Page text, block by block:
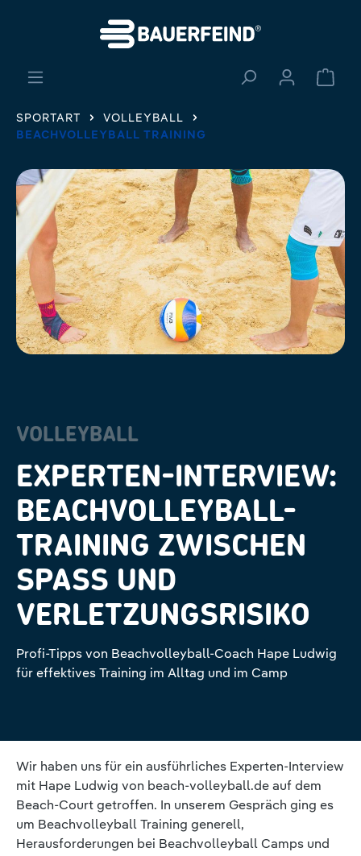
SPORTART
VOLLEYBALL
BEACHVOLLEYBALL TRAINING
VOLLEYBALL
EXPERTEN-INTERVIEW:
BEACHVOLLEYBALL-
TRAINING ZWISCHEN
SPASS UND V
ERLETZUNGSRISIKO
Profi-Tipps von Beachvolleyball-Coach Hape Ludwig
für effektives Training im Alltag und im Camp
Wir haben uns für ein ausführliches Experten-Interview
mit Hape Ludwig von beach-volleyball.de auf dem
Beach-Court getroffen. In unserem Gespräch ging es
um Beachvolleyball Training generell,
Herausforderungen bei Beachvolleyball Camps und